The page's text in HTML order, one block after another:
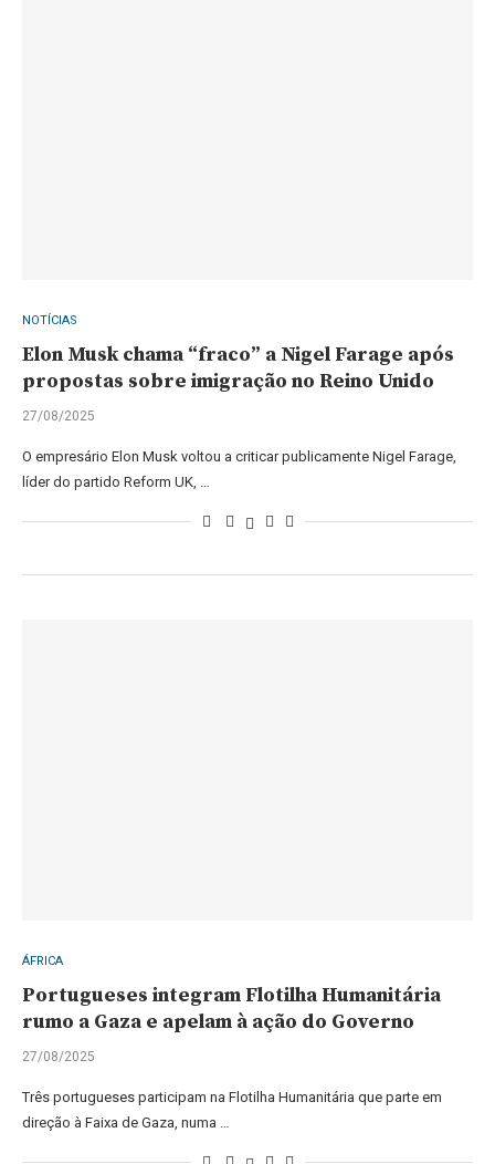
NOTÍCIAS
Elon Musk chama “fraco” a Nigel Farage após
propostas sobre imigração no Reino Unido
27/08/2025
O empresário Elon Musk voltou a criticar publicamente Nigel Farage,
líder do partido Reform UK, …
ÁFRICA
Portugueses integram Flotilha Humanitária
rumo a Gaza e apelam à ação do Governo
27/08/2025
Três portugueses participam na Flotilha Humanitária que parte em
direção à Faixa de Gaza, numa …